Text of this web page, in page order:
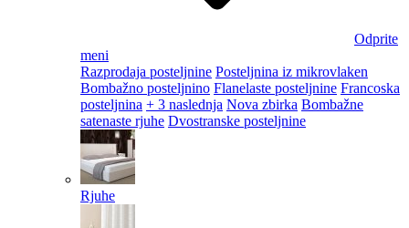
Odprite
meni
Razprodaja posteljnine Posteljnina iz mikrovlaken
Bombažno posteljnino Flanelaste posteljnine Francoska
posteljnina + 3 naslednja Nova zbirka Bombažne
satenaste rjuhe Dvostranske posteljnine
Rjuhe